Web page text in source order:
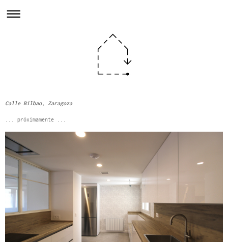
Calle Bilbao, Zaragoza
... próximamente ...